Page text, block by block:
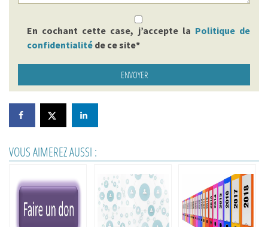
En cochant cette case, j’accepte la Politique de
confidentialité de ce site*
VOUS AIMEREZ AUSSI :